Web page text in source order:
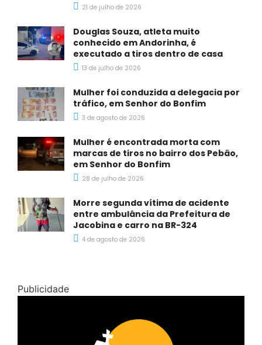
21 de julho de 2026
Douglas Souza, atleta muito
conhecido em Andorinha, é
executado a tiros dentro de casa
13 de julho de 2026
Mulher foi conduzida a delegacia por
tráfico, em Senhor do Bonfim
3 de agosto de 2026
Mulher é encontrada morta com
marcas de tiros no bairro dos Pebão,
em Senhor do Bonfim
28 de julho de 2026
Morre segunda vítima de acidente
entre ambulância da Prefeitura de
Jacobina e carro na BR-324
4 de agosto de 2026
Publicidade